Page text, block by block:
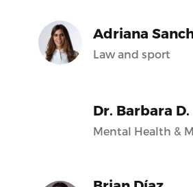
Adriana
Law and sport
Dr. Barbara
Mental Health &